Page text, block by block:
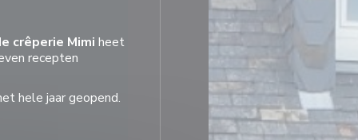
crêperie Mimi heet
recepten
hele jaar geopend.